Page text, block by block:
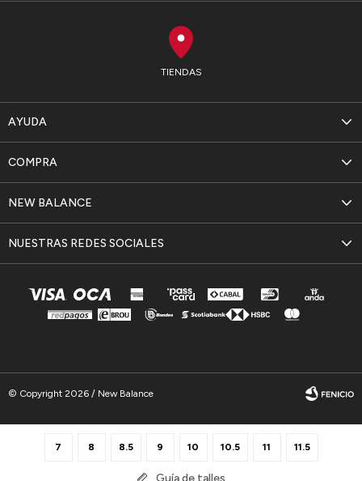
7 8 8.5 9 10 10.5 11 11.5
Guía de talles
TIENDAS
AYUDA
NEW BALANCE
COMPRA
NUESTRAS REDES SOCIALES
© Copyright 2026 / New Balance